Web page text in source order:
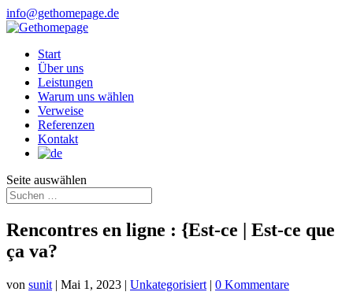
info@gethomepage.de
Start
Über uns
Leistungen
Warum uns wählen
Verweise
Referenzen
Kontakt
Seite auswählen
Rencontres en ligne : {Est-ce | Est-ce que
ça va?
von sunit | Mai 1, 2023 | Unkategorisiert | 0 Kommentare